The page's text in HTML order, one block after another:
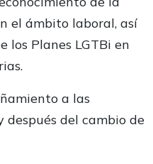
el ámbito laboral, así
los Planes LGTBi en
a las
después del cambio de